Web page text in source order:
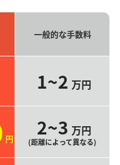
一般的な手数料
1~2 万円
円 2~3 万円
(距離によって異なる)